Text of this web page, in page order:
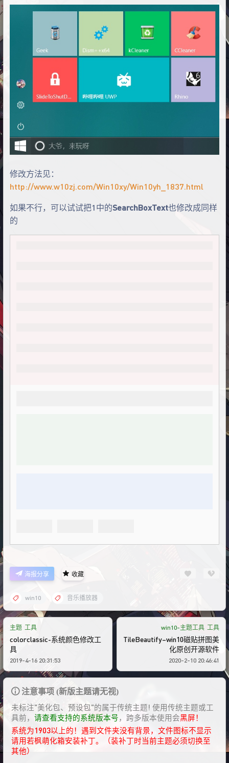
修改方法见：
http://www.w10zj.com/Win10xy/Win10yh_1837.html
如果不行，可以试试把1中的SearchBoxText也修改成同样
的
海报分享 收藏
win10 音乐播放器
主题 工具
colorclassic-系统颜色修改工
具
2019-4-16 20:31:53
win10-主题工具 工具
TileBeautify–win10磁贴拼图美
化原创开源软件
2020-2-10 20:46:41
注意事项 (新版主题请无视)
未标注"美化包、预设包"的属于传统主题! 使用传统主题或工
具前， 请查看支持的系统版本号，跨多版本使用会黑屏！
系统为1903以上的！遇到文件夹没有背景，文件图标不显示
请用若枫萌化箱安装补丁。（装补丁时当前主题必须切换至
其他）